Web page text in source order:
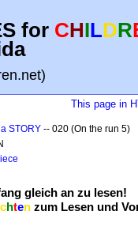
for CHILDR
This page in
STORY -- 020 (On the run 5)
gleich an zu lesen!
chten zum Lesen und